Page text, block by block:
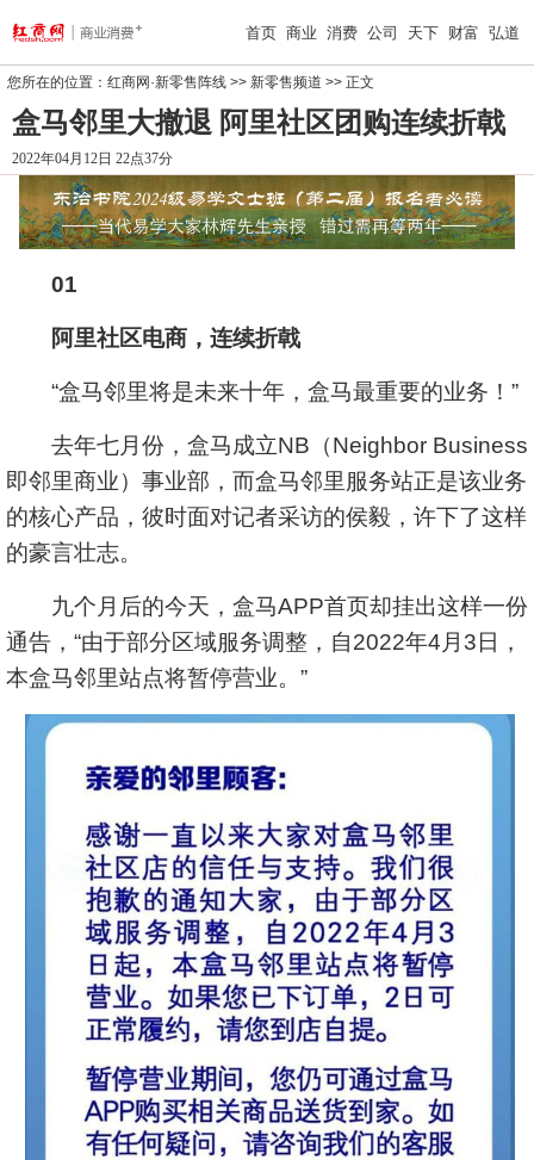
首页 商业 消费 公司 天下 财富 弘道
您所在的位置： 红商网·新零售阵线 >> 新零售频道 >> 正文
盒马邻里大撤退 阿里社区团购连续折戟
2022年04月12日 22点37分
01
阿里社区电商，连续折戟
“盒马邻里将是未来十年，盒马最重要的业务！”
去年七月份，盒马成立NB（Neighbor Business
即邻里商业）事业部，而盒马邻里服务站正是该业务
的核心产品，彼时面对记者采访的侯毅，许下了这样
的豪言壮志。
九个月后的今天，盒马APP首页却挂出这样一份
通告，“由于部分区域服务调整，自2022年4月3日，
本盒马邻里站点将暂停营业。”